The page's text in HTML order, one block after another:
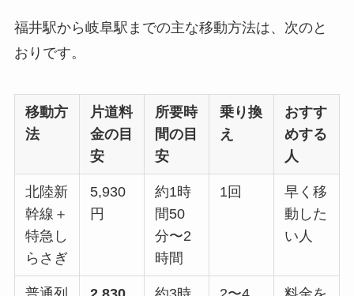
福井駅から岐阜駅までの主な移動方法は、次のと
おりです。
移動方
法
片道料
金の目
安
所要時
間の目
安
乗り換
え
おすす
めする
人
北陸新
幹線＋
特急し
らさぎ
5,930
円
約1時
間50
分〜2
時間
1回
早く移
動した
い人